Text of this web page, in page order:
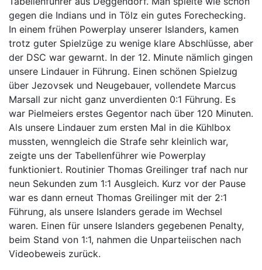
gegen die Indians und in Tölz ein gutes Forechecking.
In einem frühen Powerplay unserer Islanders, kamen
trotz guter Spielzüge zu wenige klare Abschlüsse, aber
der DSC war gewarnt. In der 12. Minute nämlich gingen
unsere Lindauer in Führung. Einen schönen Spielzug
über Jezovsek und Neugebauer, vollendete Marcus
Marsall zur nicht ganz unverdienten 0:1 Führung. Es
war Pielmeiers erstes Gegentor nach über 120 Minuten.
Als unsere Lindauer zum ersten Mal in die Kühlbox
mussten, wenngleich die Strafe sehr kleinlich war,
zeigte uns der Tabellenführer wie Powerplay
funktioniert. Routinier Thomas Greilinger traf nach nur
neun Sekunden zum 1:1 Ausgleich. Kurz vor der Pause
war es dann erneut Thomas Greilinger mit der 2:1
Führung, als unsere Islanders gerade im Wechsel
waren. Einen für unsere Islanders gegebenen Penalty,
beim Stand von 1:1, nahmen die Unparteiischen nach
Videobeweis zurück.